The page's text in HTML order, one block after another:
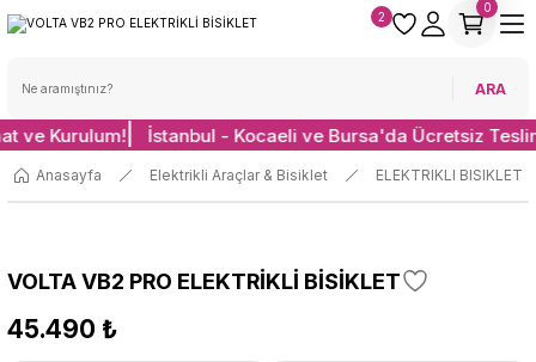
ARA
2
0
ve Kurulum! İstanbul - Kocaeli ve Bursa'da Ücretsiz
Anasayfa Elektrikli Araçlar & Bisiklet ELEKTRIKLI BISIKLET
VOLTA VB2 PRO ELEKTRİKLİ BİSİKLET
45.490 ₺